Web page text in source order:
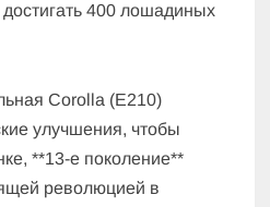
достигать 400 лошадиных
Corolla (E210)
улучшения, чтобы
**13-е поколение**
революцией в